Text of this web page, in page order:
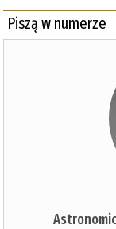
Piszą w numerze